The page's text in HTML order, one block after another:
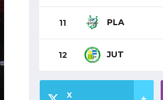
11 PLA
12 JUT
X